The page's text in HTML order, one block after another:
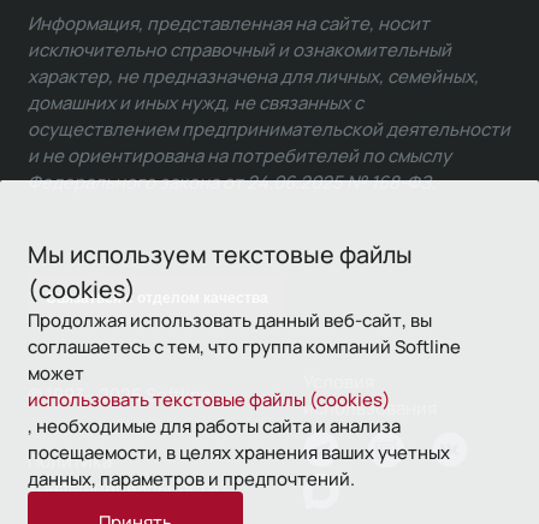
Мы используем текстовые файлы
(cookies)
Продолжая использовать данный веб-сайт, вы
соглашаетесь с тем, что группа компаний Softline
может
использовать текстовые файлы (cookies)
, необходимые для работы сайта и анализа
посещаемости, в целях хранения ваших учетных
данных, параметров и предпочтений.
Связаться с отделом качества
Информация, представленная на сайте, носит
исключительно справочный и ознакомительный
характер, не предназначена для личных, семейных,
домашних и иных нужд, не связанных с
осуществлением предпринимательской деятельности
и не ориентирована на потребителей по смыслу
Федерального закона от 24.06.2025 № 168-ФЗ.
© 1993—2026 Softline
использования
Политика
конфиденциальности